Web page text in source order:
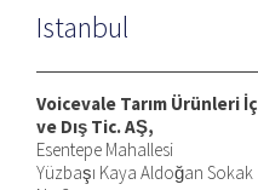
Istanbul
Voicevale Tarım Ürünleri İç
ve Dış Tic. AŞ,
Esentepe Mahallesi
Yüzbaşı Kaya Aldoğan Sokak